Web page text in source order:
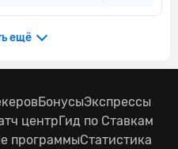
ещё
БонусыЭкспрессы
центрГид по Ставкам
программыСтатистика